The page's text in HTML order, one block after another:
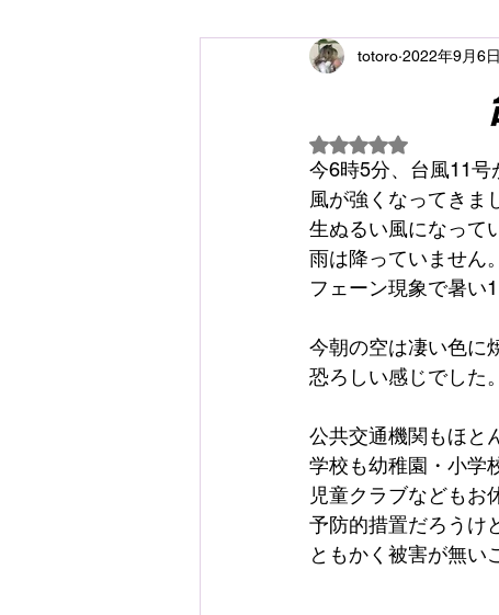
台
totoro 2022年9月6日
5つ星のうちNaNと
今6時5分、台風11号
風が強くなってきま
生ぬるい風になって
雨は降っていません。
フェーン現象で暑い
今朝の空は凄い色に
恐ろしい感じでした。
公共交通機関もほと
学校も幼稚園・小学
児童クラブなどもお
予防的措置だろうけ
ともかく被害が無い